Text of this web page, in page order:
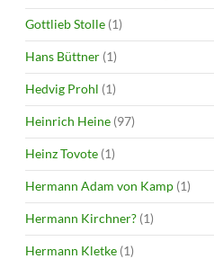
Gottlieb Stolle (1)
Hans Büttner (1)
Hedvig Prohl (1)
Heinrich Heine (97)
Heinz Tovote (1)
Hermann Adam von Kamp (1)
Hermann Kirchner? (1)
Hermann Kletke (1)